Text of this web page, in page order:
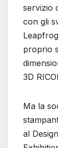
servizio
con gli
proprio
3D
Ma la
al